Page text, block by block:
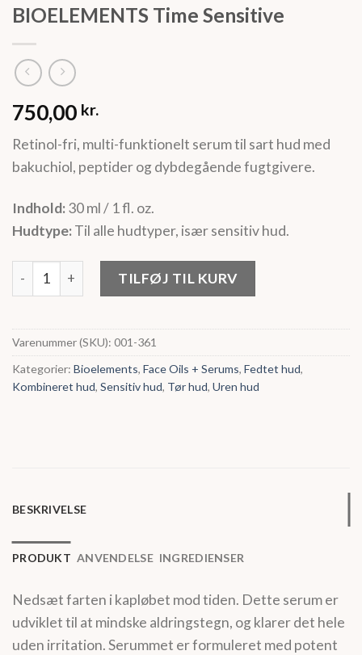
BIOELEMENTS Time Sensitive
750,00 kr.
Retinol-fri, multi-funktionelt serum til sart hud med
bakuchiol, peptider og dybdegående fugtgivere.
Indhold:30 ml / 1 fl. oz.
Hudtype:Til alle hudtyper, især sensitiv hud.
BIOELEMENTS Time Sensitive antal
TILFØJ TIL KURV
Varenummer (SKU): 001-361
Kategorier: Bioelements, Face Oils + Serums, Fedtet hud,
Kombineret hud, Sensitiv hud, Tør hud, Uren hud
BESKRIVELSE
PRODUKT ANVENDELSE INGREDIENSER
Nedsæt farten i kapløbet mod tiden. Dette serum er
udviklet til at mindske aldringstegn, og klarer det hele
uden irritation. Serummet er formuleret med potent